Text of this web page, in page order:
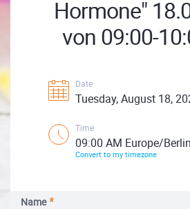
Hormone"
von 09:00-
Date
Tuesday, August 18,
Time
09:00 AM Europe/Berlin
Convert to my timezone
Name